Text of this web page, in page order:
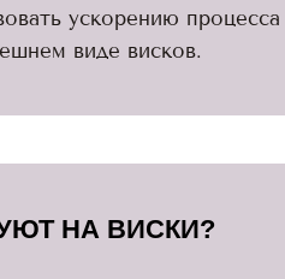
ускорению процесса
виде висков.
НА ВИСКИ?